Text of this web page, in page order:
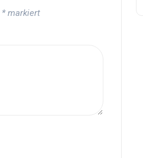
*markiert